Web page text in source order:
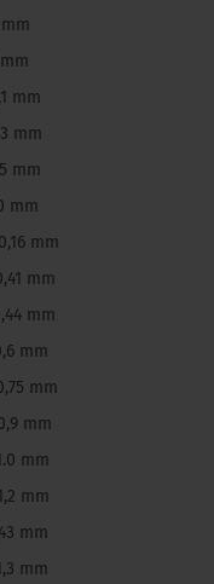
mm
mm
mm
mm
mm
mm
mm
mm
mm
mm
mm
mm
mm
mm